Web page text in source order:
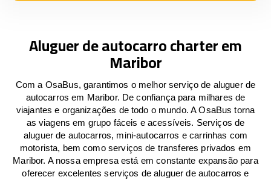
Aluguer de autocarro charter em
Maribor
Com a OsaBus, garantimos o melhor serviço de aluguer de
autocarros em Maribor. De confiança para milhares de
viajantes e organizações de todo o mundo. A OsaBus torna
as viagens em grupo fáceis e acessíveis. Serviços de
aluguer de autocarros, mini-autocarros e carrinhas com
motorista, bem como serviços de transferes privados em
Maribor. A nossa empresa está em constante expansão para
oferecer excelentes serviços de aluguer de autocarros e